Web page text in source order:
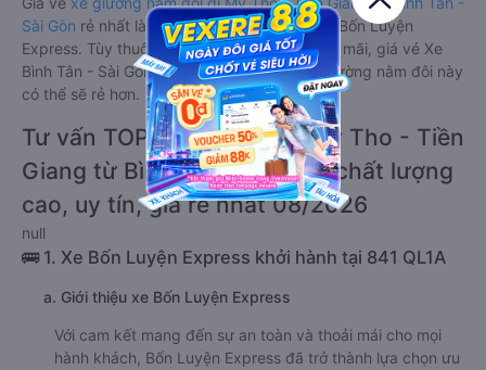
Sài Gòn rẻ nhất là 380000VND của hãng xe Bốn Luyện
Express. Tùy thuộc vào chương trình khuyến mãi, giá vé Xe
Bình Tân - Sài Gòn đi Mỹ Tho - Tiền Giang giường nằm đôi này
có thể sẽ rẻ hơn.
Tư vấn TOP 2 xe khách đi Mỹ Tho - Tiền
Giang từ Bình Tân - Sài Gòn chất lượng
cao, uy tín, giá rẻ nhất 08/2026
null
🚌 1. Xe Bốn Luyện Express khởi hành tại 841 QL1A
a. Giới thiệu xe Bốn Luyện Express
Với cam kết mang đến sự an toàn và thoải mái cho mọi
hành khách, Bốn Luyện Express đã trở thành lựa chọn ưu